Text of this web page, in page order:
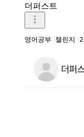
더퍼스트
영어공부 챌린지